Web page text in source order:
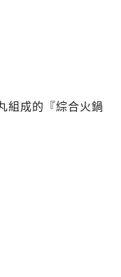
組成的『綜合火鍋